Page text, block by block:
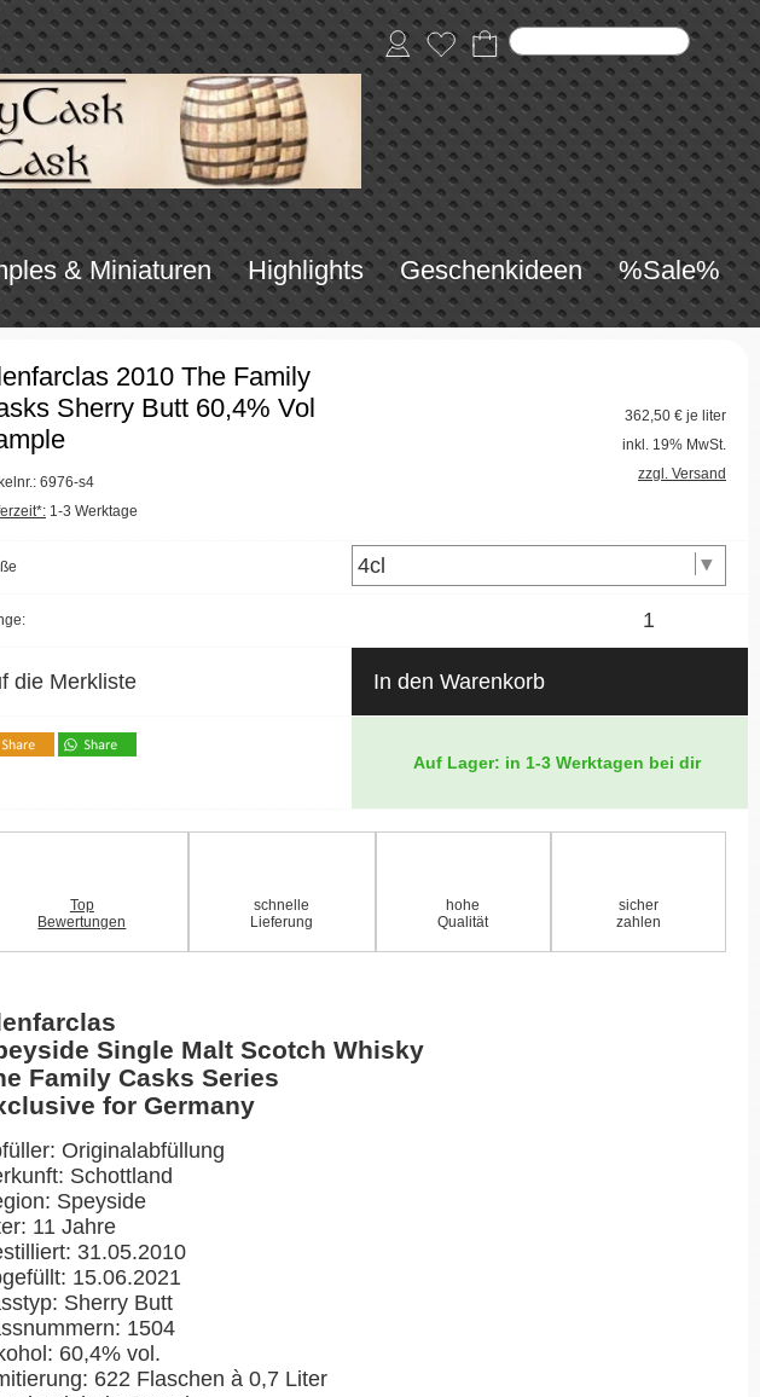
& Miniaturen Highlights Geschenkideen %Sale%
2010 The Family
Sherry Butt 60,4% Vol
6976-s4
1-3 Werktage
362,50 € je liter
inkl. 19% MwSt.
zzgl. Versand
die Merkliste In den Warenkorb
Auf Lager: in 1-3 Werktagen bei dir
Top
Bewertungen
schnelle
Lieferung
hohe
Qualität
sicher
zahlen
Single Malt Scotch Whisky
Family Casks Series
for Germany
Originalabfüllung
Schottland
Speyside
11 Jahre
31.05.2010
15.06.2021
Sherry Butt
1504
60,4% vol.
622 Flaschen à 0,7 Liter